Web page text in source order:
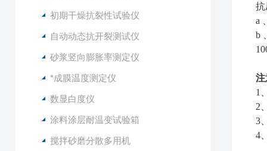
初期干燥抗裂性试验仪
自动动态抗开裂测试仪
砂浆竖向膨胀率测定仪
*成膜温度测定仪
数显白度仪
涂料涂层耐温变试验箱
搅拌砂磨分散多用机
抗
a
b
注
1
2
3
4